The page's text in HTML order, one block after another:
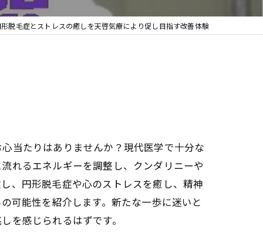
脱毛症とストレスの癒しを天啓気療により促し目指す改善体験
当たりはありませんか？現代医学で十分な
れるエネルギーを調整し、クンダリニーや
、円形脱毛症や心のストレスを癒し、精神
可能性を紹介します。新たな一歩に迷いと
を感じられるはずです。